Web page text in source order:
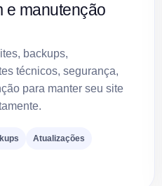
e manutenção
backups,
técnicos, segurança,
para manter seu site
Atualizações